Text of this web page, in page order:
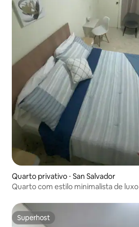
Quarto privativo ⋅ San Salvador
Quarto com estilo minimalista de luxo
Superhost
Superhost